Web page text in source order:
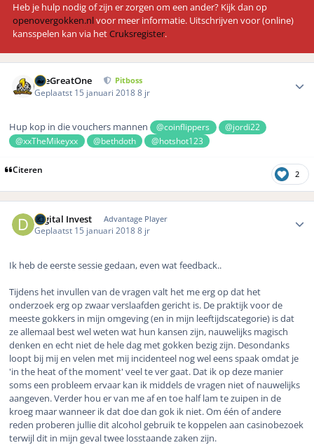
Heb je hulp nodig of zijn er zorgen om een ander? Kijk dan op
openovergokken.nlvoor meer informatie. Uitschrijven voor (online)
kansspelen kan via hetCruksregister.
TheGreatOne Pitboss
Geplaatst 15 januari 20188 jr
Hup kop in die vouchers mannen @coinflippers
@jordi22
@xxTheMikeyxx
@bethdoth @hotshot123
Citeren 2
Digital Invest Advantage Player
Geplaatst 15 januari 20188 jr
Ik heb de eerste sessie gedaan, even wat feedback..
Tijdens het invullen van de vragen valt het me erg op dat het
onderzoek erg op zwaar verslaafden gericht is. De praktijk voor de
meeste gokkers in mijn omgeving (en in mijn leeftijdscategorie) is dat
ze allemaal best wel weten wat hun kansen zijn, nauwelijks magisch
denken en echt niet de hele dag met gokken bezig zijn. Desondanks
loopt bij mij en velen met mij incidenteel nog wel eens spaak omdat je
'in the heat of the moment' veel te ver gaat. Dat ik op deze manier
soms een probleem ervaar kan ik middels de vragen niet of nauwelijks
aangeven. Verder hou er van me af en toe half lam te zuipen in de
kroeg maar wanneer ik dat doe dan gok ik niet. Om één of andere
reden proberen jullie dit alcohol gebruik te koppelen aan casinobezoek
terwijl dit in mijn geval twee losstaande zaken zijn.